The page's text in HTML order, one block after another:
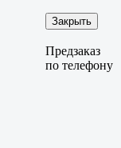
Закрыть
Предзаказ
по телефону